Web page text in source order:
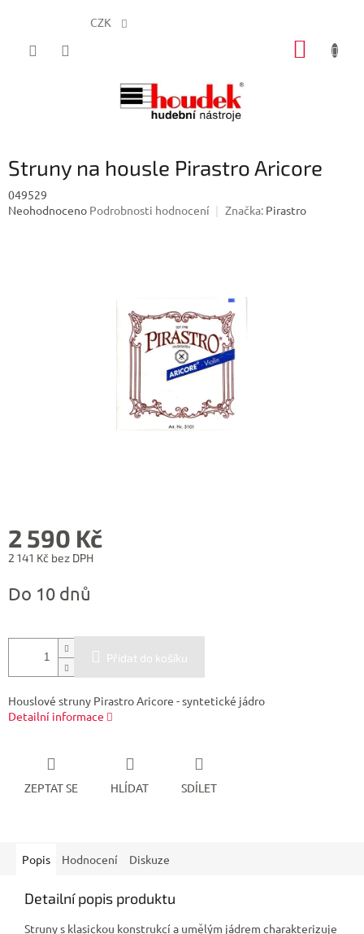
CZK
Struny na housle Pirastro Aricore
049529
Průměrné
Neohodnoceno Podrobnosti hodnocení Značka: Pirastro
2 590 Kč
2 141 Kč bez DPH
cena:
Do 10 dnů
Přidat do košíku
Houslové struny Pirastro Aricore - syntetické jádro
Detailní informace
ZEPTAT SE HLÍDAT SDÍLET
Popis Hodnocení Diskuze
Detailní popis produktu
Struny s klasickou konstrukcí a umělým jádrem charakterizuje